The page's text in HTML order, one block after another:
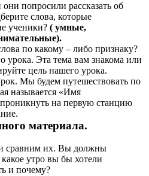
попросили рассказать об
слова, которые
ученики? ( умные,
по какому – либо признаку?
урока. Эта тема вам знакома или
цель нашего урока.
Мы будем путешествовать по
называется «Имя
на первую станцию
материала.
сравним их. Вы должны
утро вы бы хотели
и почему?